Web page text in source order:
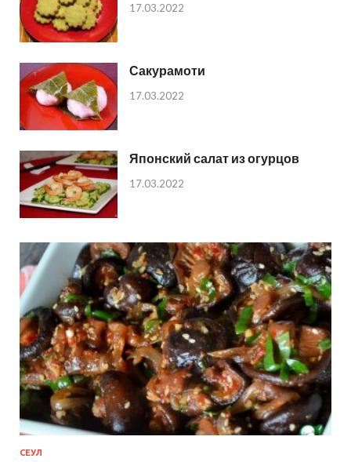
17.03.2022
Сакурамоти
17.03.2022
Японский салат из огурцов
17.03.2022
СЕУЛ